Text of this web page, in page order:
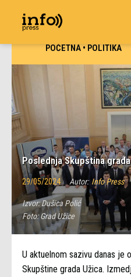
POČETNA•POLITIKA
Poslednja Skupština
29/05/2024 Autor: Info Press
Izvor:Dušica Polić
Foto:Grad Užice
U aktuelnom sazivu danas je
Skupštine grada Užica.